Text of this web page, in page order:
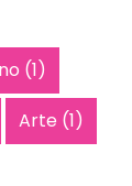
(1)
Arte (1)